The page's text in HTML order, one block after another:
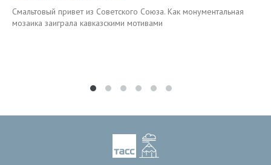
Смальтовый привет из Советского Союза. Как монументальная
мозаика заиграла кавказскими мотивами